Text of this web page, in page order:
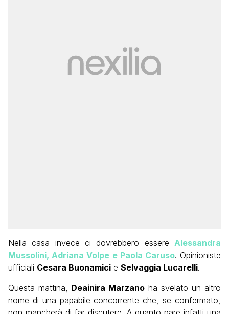
Nella casa invece ci dovrebbero essere Alessandra
Mussolini, Adriana Volpe e Paola Caruso. Opinioniste
ufficiali Cesara Buonamici e Selvaggia Lucarelli.
Questa mattina, Deainira Marzano ha svelato un altro
nome di una papabile concorrente che, se confermato,